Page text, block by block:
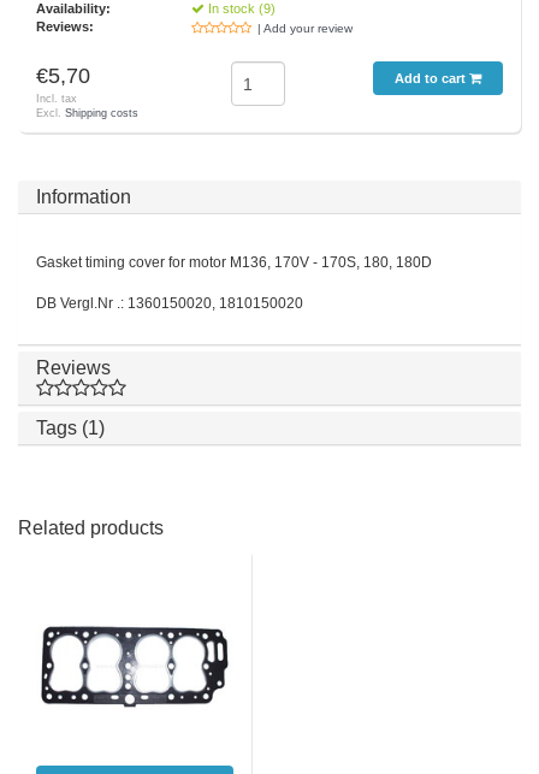
Availability:
In stock (9)
Reviews:
| Add your review
€5,70
Incl. tax
Excl. Shipping costs
Add to cart
Information
Gasket timing cover for motor M136, 170V - 170S, 180, 180D
DB Vergl.Nr .: 1360150020, 1810150020
Reviews
Tags (1)
Related products